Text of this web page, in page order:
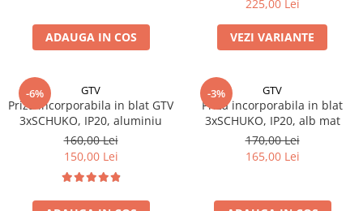
Profile maner
Plinte, antistropi & accesorii
Alte accesorii
ADAUGA IN COS
225,00 Lei
VEZI VARIANTE
-6% GTV
Priza incorporabila in blat GTV
3xSCHUKO, IP20, aluminiu
160,00 Lei
150,00 Lei
-3% GTV
Priza incorporabila in blat
3xSCHUKO, IP20, alb mat
170,00 Lei
165,00 Lei